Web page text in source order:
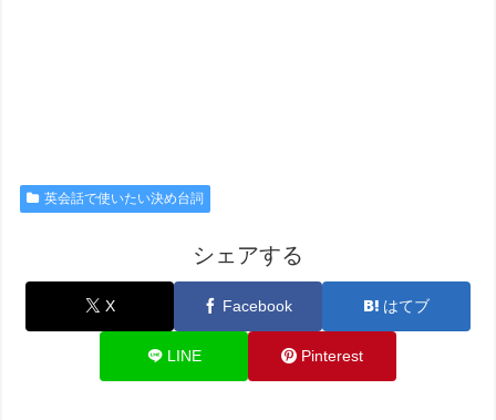
英会話で使いたい決め台詞
シェアする
X Facebook はてブ
LINE Pinterest